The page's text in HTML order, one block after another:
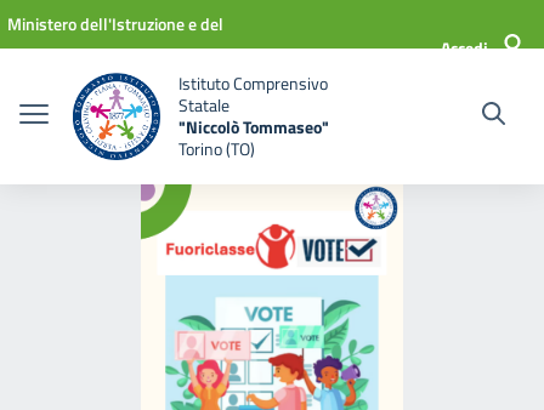
Vai ai contenuti
Vai al menu di navigazione
Vai al footer
Ministero dell'Istruzione e del
Accedi
Istituto Comprensivo
Statale
"Niccolò Tommaseo"
Torino (TO)